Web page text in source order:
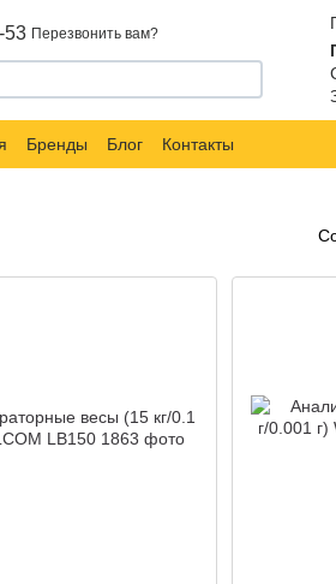
53 Перезвонить вам?
Бренды Блог Контакты